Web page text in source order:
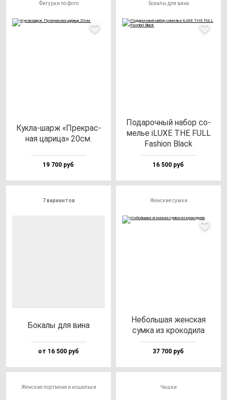
Фигурки по фото
Кук­ла-шарж «Прек­рас­
ная ца­ри­ца» 20см.
19 700 руб
Бокалы для вина
Пода­роч­ный на­бор со­
мелье iLUXE THE FULL
Fas­hi­on Black
16 500 руб
7 вариантов
Бока­лы для ви­на
от 16 500 руб
Женские сумки
Неболь­шая жен­ская
сум­ка из кро­ко­ди­ла
37 700 руб
Женские портмоне и кошельки Чашки